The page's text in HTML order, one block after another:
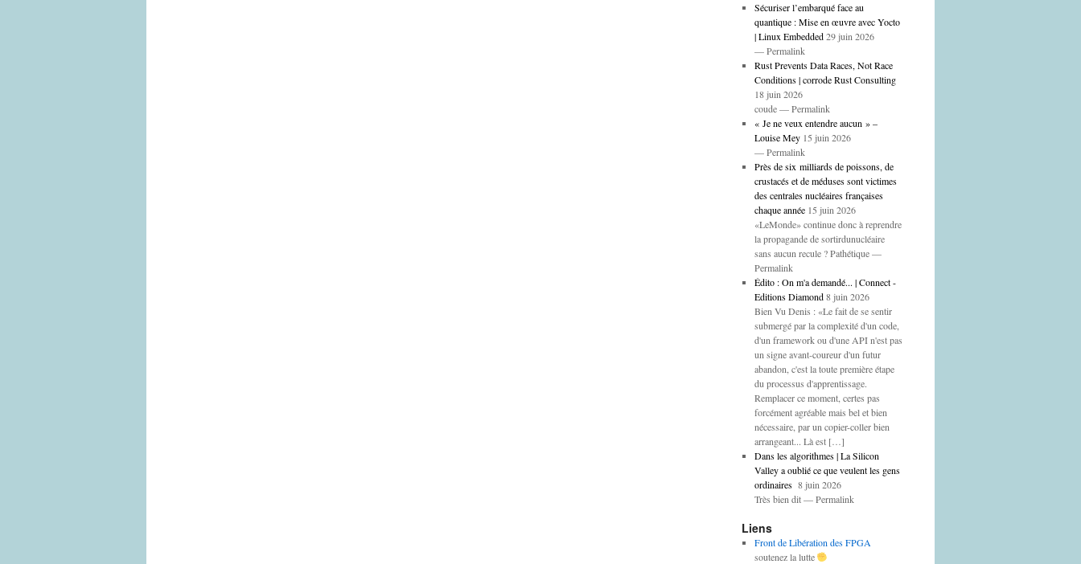
Sécuriser l’embarqué face au
quantique : Mise en œuvre avec Yocto
| Linux Embedded 29 juin 2026
— Permalink
Rust Prevents Data Races, Not Race
Conditions | corrode Rust Consulting
18 juin 2026
coude — Permalink
« Je ne veux entendre aucun » –
Louise Mey 15 juin 2026
— Permalink
Près de six milliards de poissons, de
crustacés et de méduses sont victimes
des centrales nucléaires françaises
chaque année 15 juin 2026
«LeMonde» continue donc à reprendre
la propagande de sortirdunucléaire
sans aucun recule ? Pathétique —
Permalink
Édito : On m'a demandé... | Connect -
Editions Diamond 8 juin 2026
Bien Vu Denis : «Le fait de se sentir
submergé par la complexité d'un code,
d'un framework ou d'une API n'est pas
un signe avant-coureur d'un futur
abandon, c'est la toute première étape
du processus d'apprentissage.
Remplacer ce moment, certes pas
forcément agréable mais bel et bien
nécessaire, par un copier-coller bien
arrangeant... Là est […]
Dans les algorithmes | La Silicon
Valley a oublié ce que veulent les gens
ordinaires 8 juin 2026
Très bien dit — Permalink
Liens
Front de Libération des FPGA
soutenez la lutte